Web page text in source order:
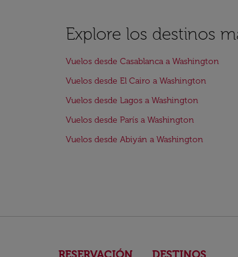
Explore los destinos
Vuelos desde Casablanca a Washington
Vuelos desde El Cairo a Washington
Vuelos desde Lagos a Washington
Vuelos desde París a Washington
Vuelos desde Abiyán a Washington